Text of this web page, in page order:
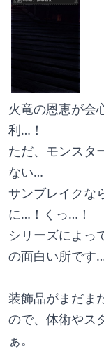
火竜の恩恵が会
利…！
ただ、モンスタ
ない…
サンブレイクな
に…！くっ…！
シリーズによっ
の面白い所です…
装飾品がまだま
ので、体術やス
ぁ。